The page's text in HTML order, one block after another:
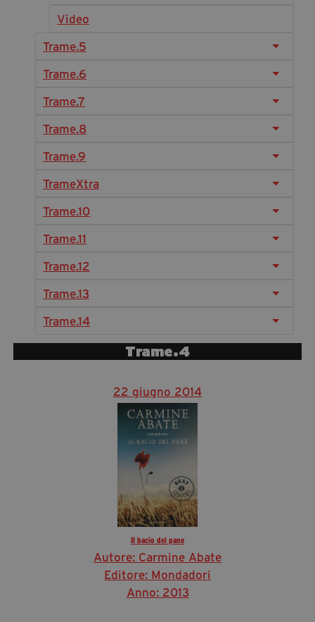
Diventa Partner
Fondazione Trame
Chi Siamo
#Trameascuola
Visioni Civiche
Archivio Storico
Contatti
segreteria@tramefestival.it
info@tramefestival.itTrame.4
22 giugno 2014
Il bacio del pane
Autore: Carmine Abate
Editore: Mondadori
Anno: 2013
Video
Trame.5
Trame.6
Trame.7
Trame.8
Trame.9
TrameXtra
Trame.10
Trame.11
Trame.12
Trame.13
Trame.14